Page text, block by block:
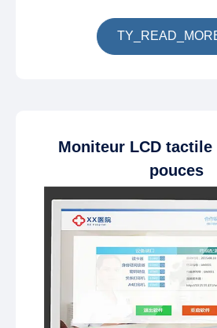
Moniteur LCD tactile
pouces